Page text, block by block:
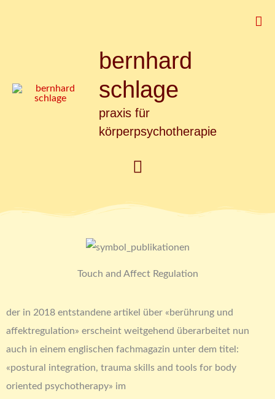
bernhard
schlage
praxis für
körperpsychotherapie
Hauptmenü
Touch and Affect Regulation
der in 2018 entstandene artikel über «berührung und
affektregulation» erscheint weitgehend überarbeitet nun
auch in einem englischen fachmagazin unter dem titel:
«postural integration, trauma skills and tools for body
oriented psychotherapy» im